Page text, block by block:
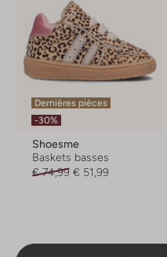
Dernières pièces
-30%
Shoesme
Baskets basses
€ 74,99 € 51,99